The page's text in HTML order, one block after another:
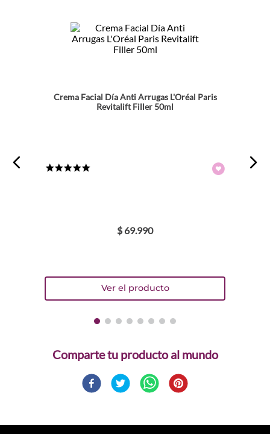
Crema Facial Día Anti Arrugas L'Oréal Paris
Revitalift Filler 50ml
$ 69.990
Comparte